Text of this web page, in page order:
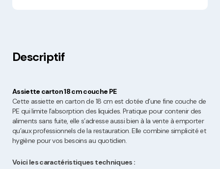
Descriptif
Assiette carton 18 cm couche PE
Cette assiette en carton de 18 cm est dotée d’une fine couche de
PE qui limite l’absorption des liquides. Pratique pour contenir des
aliments sans fuite, elle s’adresse aussi bien à la vente à emporter
qu’aux professionnels de la restauration. Elle combine simplicité et
hygiène pour vos besoins au quotidien.
Voici les caractéristiques techniques :